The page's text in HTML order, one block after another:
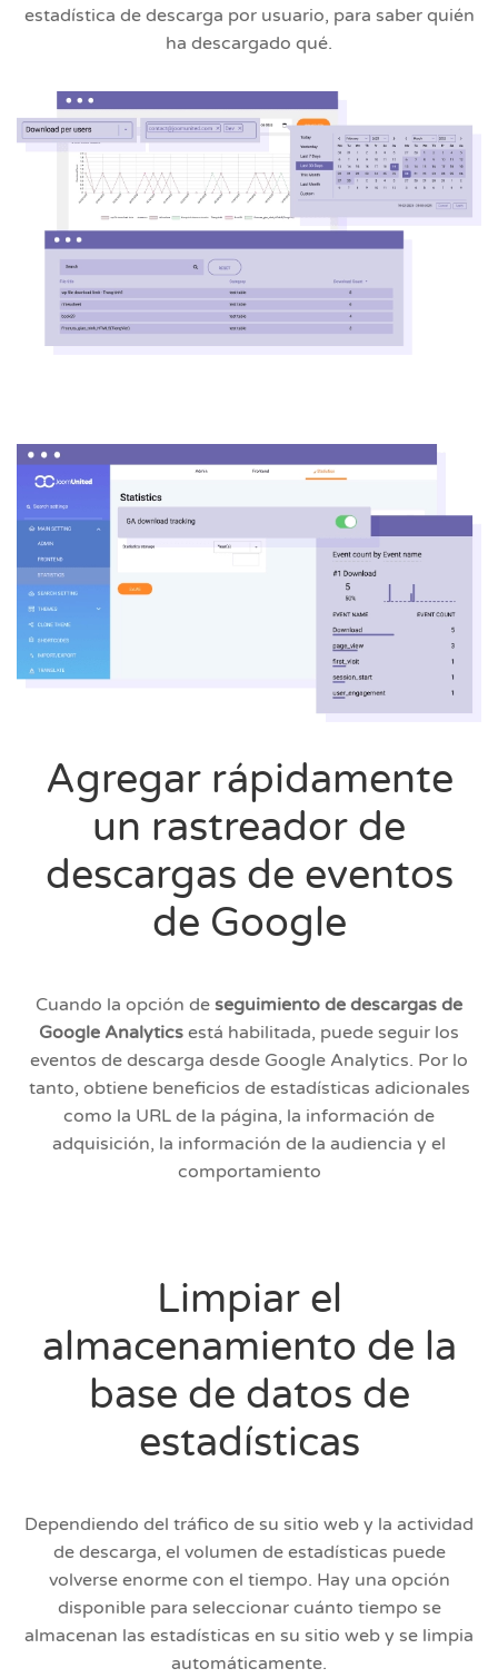
estadística de descarga por usuario, para saber quién
ha descargado qué.
Agregar rápidamente
un rastreador de
descargas de eventos
de Google
Cuando la opción de seguimiento de descargas de
Google Analytics está habilitada, puede seguir los
eventos de descarga desde Google Analytics. Por lo
tanto, obtiene beneficios de estadísticas adicionales
como la URL de la página, la información de
adquisición, la información de la audiencia y el
comportamiento
Limpiar el
almacenamiento de la
base de datos de
estadísticas
Dependiendo del tráfico de su sitio web y la actividad
de descarga, el volumen de estadísticas puede
volverse enorme con el tiempo. Hay una opción
disponible para seleccionar cuánto tiempo se
almacenan las estadísticas en su sitio web y se limpia
automáticamente.